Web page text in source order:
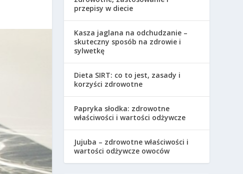
przepisy w diecie
Kasza jaglana na odchudzanie –
skuteczny sposób na zdrowie i
sylwetkę
Dieta SIRT: co to jest, zasady i
korzyści zdrowotne
Papryka słodka: zdrowotne
właściwości i wartości odżywcze
Jujuba – zdrowotne właściwości i
wartości odżywcze owoców